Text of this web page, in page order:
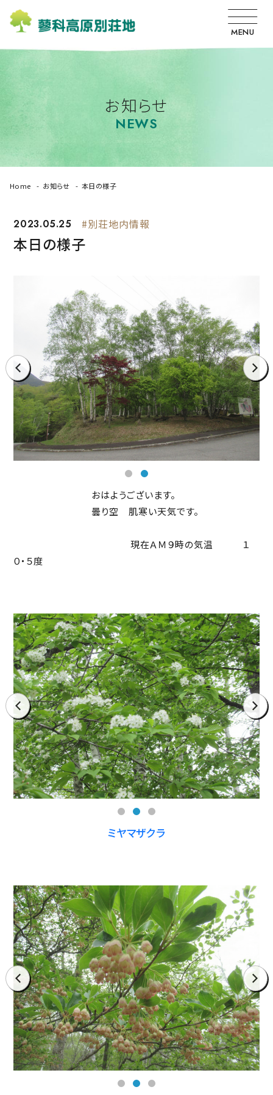
MENU
お知らせ
NEWS
Home お知らせ 本日の様子
2023.05.25 #別荘地内情報
本日の様子
prev next
おはようございます。
曇り空 肌寒い天気です。
現在ＡＭ９時の気温 １
０・５度
prev next
ミヤマザクラ
prev next